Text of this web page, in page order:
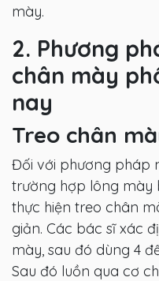
mày.
2. Phương
chân mày
nay
Treo chân
Đối với phương pháp
trường hợp lông mày
thực hiện treo chân
giản. Các bác sĩ xác
mày, sau đó dùng 4
Sau đó luồn qua cơ